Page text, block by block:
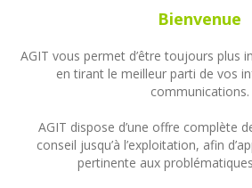
Bienvenue
AGIT vous permet d’être toujours plus
en tirant le meilleur parti de vos
communications.
AGIT dispose d’une offre complète
conseil jusqu’à l’exploitation, afin
pertinente aux